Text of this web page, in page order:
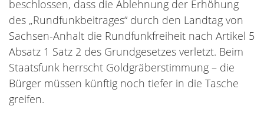
beschlossen, dass die Ablehnung der Erhöhung
des „Rundfunkbeitrages“ durch den Landtag von
Sachsen-Anhalt die Rundfunkfreiheit nach Artikel 5
Absatz 1 Satz 2 des Grundgesetzes verletzt. Beim
Staatsfunk herrscht Goldgräberstimmung – die
Bürger müssen künftig noch tiefer in die Tasche
greifen.